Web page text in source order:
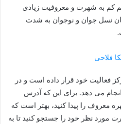
کم به شهرت و معروفیت زیادی
نسل جوان و نوجوان به شدت
فلاحی
فعالیت خود قرار داده است و در
می دهد. برای این که آدرس
معروف را پیدا کنید، بهتر است که
مورد نظر خود را جستجو کنید تا به